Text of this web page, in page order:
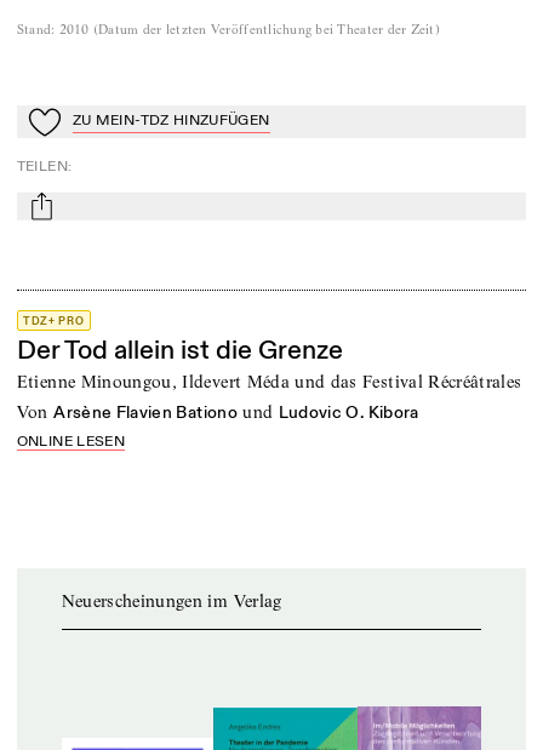
Stand: 2010 (Datum der letzten Veröffentlichung bei Theater der Zeit )
Zu Mein-TdZ hinzufügen
ZU MEIN-TDZ HINZUFÜGEN
TEILEN:
mail
TDZ+ PRO
Der Tod allein ist die Grenze
Etienne Minoungou, Ildevert Méda und das Festival Récréâtrales
von Arsène Flavien Bationo und Ludovic O. Kibora
ONLINE LESEN
Neuerscheinungen im Verlag